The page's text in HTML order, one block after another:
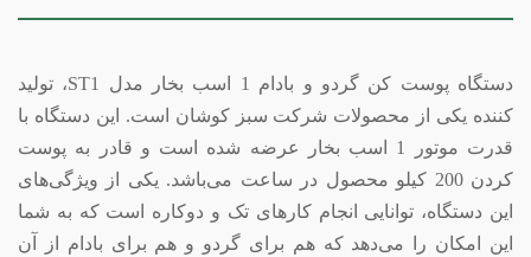
دستگاه پوست کن گردو و بادام 1 اسب بخار مدل ST1، تولید
کننده یکی از محصولات شرکت سبز کوشان است. این دستگاه با
قدرت موتور 1 اسب بخار عرضه شده است و قادر به پوست
کردن 200 کیلو محصول در ساعت می‌باشد. یکی از ویژگی‌های
این دستگاه، توانایی انجام کارهای تک و دوکاره است که به شما
این امکان را می‌دهد که هم برای گردو و هم برای بادام از آن